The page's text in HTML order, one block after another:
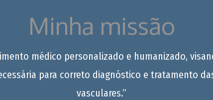
Minha missão
médico personalizado e humanizado,
para correto diagnóstico e tratamento
vasculares.”